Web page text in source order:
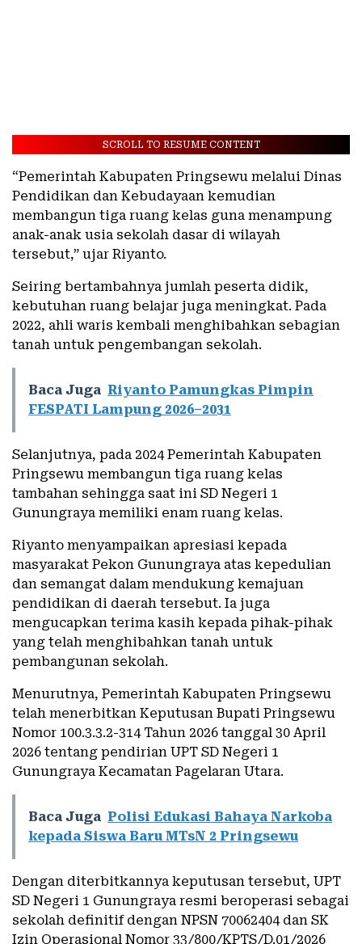
SCROLL TO RESUME CONTENT
“Pemerintah Kabupaten Pringsewu melalui Dinas
Pendidikan dan Kebudayaan kemudian
membangun tiga ruang kelas guna menampung
anak-anak usia sekolah dasar di wilayah
tersebut,” ujar Riyanto.
Seiring bertambahnya jumlah peserta didik,
kebutuhan ruang belajar juga meningkat. Pada
2022, ahli waris kembali menghibahkan sebagian
tanah untuk pengembangan sekolah.
Baca Juga Riyanto Pamungkas Pimpin
FESPATI Lampung 2026–2031
Selanjutnya, pada 2024 Pemerintah Kabupaten
Pringsewu membangun tiga ruang kelas
tambahan sehingga saat ini SD Negeri 1
Gunungraya memiliki enam ruang kelas.
Riyanto menyampaikan apresiasi kepada
masyarakat Pekon Gunungraya atas kepedulian
dan semangat dalam mendukung kemajuan
pendidikan di daerah tersebut. Ia juga
mengucapkan terima kasih kepada pihak-pihak
yang telah menghibahkan tanah untuk
pembangunan sekolah.
Menurutnya, Pemerintah Kabupaten Pringsewu
telah menerbitkan Keputusan Bupati Pringsewu
Nomor 100.3.3.2-314 Tahun 2026 tanggal 30 April
2026 tentang pendirian UPT SD Negeri 1
Gunungraya Kecamatan Pagelaran Utara.
Baca Juga Polisi Edukasi Bahaya Narkoba
kepada Siswa Baru MTsN 2 Pringsewu
Dengan diterbitkannya keputusan tersebut, UPT
SD Negeri 1 Gunungraya resmi beroperasi sebagai
sekolah definitif dengan NPSN 70062404 dan SK
Izin Operasional Nomor 33/800/KPTS/D.01/2026